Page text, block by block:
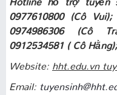
0977610800 (Cô
0974986306 (Cô
0912534581 ( Cô
Website: hht.edu.vn
Email: